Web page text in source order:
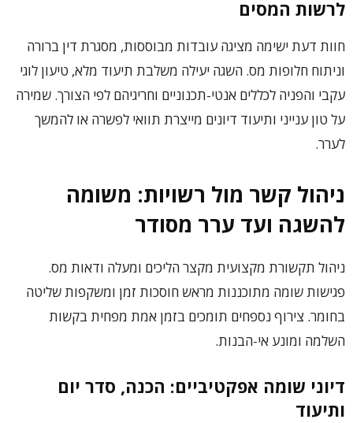
לרשות המסים
חוות דעת ישימה מציגה עובדות מבוססות, מסגרת דין ברורה
וניתוח חלופות מס. השגה יעילה משלבת תיעוד מלא, טיעון לוגי
עקבי והפניה לכללים אנטי-תכנוניים וחריגיהם לפי הצורך. שמירה
על טון ענייני ותיעוד דיונים מייצרת תוואי לפשרה או להמשך
לערר.
ניהול קשר מול רשויות: משומה
להשגה ועד ערר מסודר
ניהול תקשורת מקצועית מקצר הליכים ומעלה ודאות מס.
פגישות שומה מתוכננות מראש חוסכות זמן ומשקפות שליטה
בחומר. צירוף נספחים תומכים בזמן אמת מפחית בקשות
השלמה ומונע אי-הבנות.
דיוני שומה אפקטיביים: הכנה, סדר יום
ותיעוד